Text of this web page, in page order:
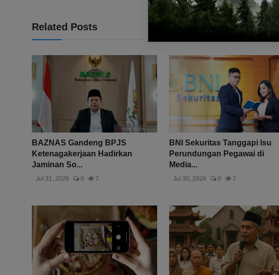
Related Posts
BAZNAS Gandeng BPJS
Ketenagakerjaan Hadirkan
Jaminan So...
Jul 31, 2026 0 7
BNI Sekuritas Tanggapi Isu
Perundungan Pegawai di
Media...
Jul 30, 2026 0 7